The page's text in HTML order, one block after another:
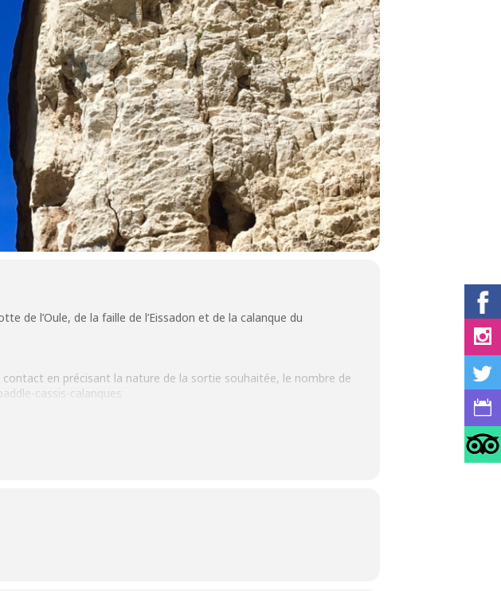
de l’Oule, de la faille de l’Eissadon et de la calanque du
en précisant la nature de la sortie souhaitée, le nombre de
cassis-calanques